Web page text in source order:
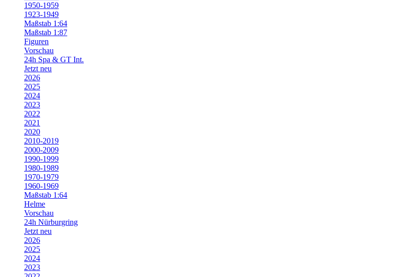
1950-1959
1923-1949
Maßstab 1:64
Maßstab 1:87
Figuren
Vorschau
24h Spa & GT Int.
Jetzt neu
2026
2025
2024
2023
2022
2021
2020
2010-2019
2000-2009
1990-1999
1980-1989
1970-1979
1960-1969
Maßstab 1:64
Helme
Vorschau
24h Nürburgring
Jetzt neu
2026
2025
2024
2023